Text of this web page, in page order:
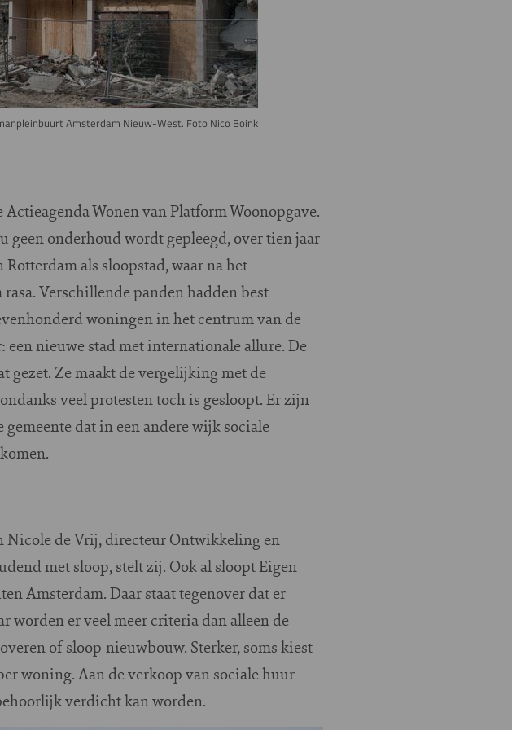
Amsterdam Nieuw-West. Foto Nico Boink
Wonen van Platform Woonopgave.
onderhoud wordt gepleegd, over tien jaar
als sloopstad, waar na het
Verschillende panden hadden best
woningen in het centrum van de
nieuwe stad met internationale allure. De
gezet. Ze maakt de vergelijking met de
veel protesten toch is gesloopt. Er zijn
dat in een andere wijk sociale
Nicole de Vrij, directeur Ontwikkeling en
met sloop, stelt zij. Ook al sloopt Eigen
Amsterdam. Daar staat tegenover dat er
worden er veel meer criteria dan alleen de
of sloop-nieuwbouw. Sterker, soms kiest
woning. Aan de verkoop van sociale huur
verdicht kan worden.